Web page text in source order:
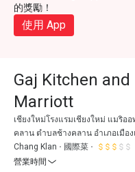
的獎勵！
使用 App
Gaj Kitchen and
Marriott
เชียงใหม่โรงแรมเชียงใหม่ แมริอ
คลาน ตำบลช้างคลาน อำเภอเมือ
Chang Klan
國際菜
營業時間